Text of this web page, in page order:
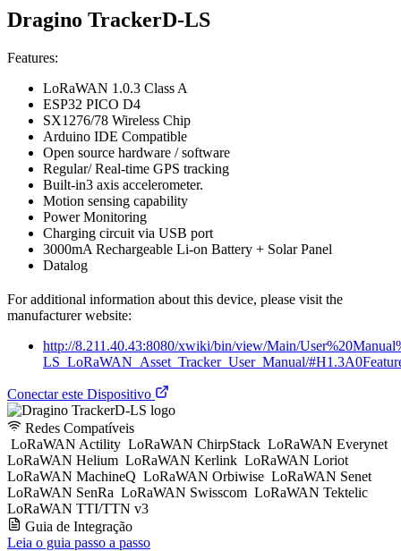
Dragino TrackerD-LS
Features:
LoRaWAN 1.0.3 Class A
ESP32 PICO D4
SX1276/78 Wireless Chip
Arduino IDE Compatible
Open source hardware / software
Regular/ Real-time GPS tracking
Built-in3 axis accelerometer.
Motion sensing capability
Power Monitoring
Charging circuit via USB port
3000mA Rechargeable Li-on Battery + Solar Panel
Datalog
For additional information about this device, please visit the
manufacturer website:
http://8.211.40.43:8080/xwiki/bin/view/Main/
LS_LoRaWAN_Asset_Tracker_User_Manual/
Conectar este Dispositivo
Redes Compatíveis
LoRaWAN Actility LoRaWAN ChirpStack LoRaWAN Everynet
LoRaWAN Helium LoRaWAN Kerlink LoRaWAN Loriot
LoRaWAN MachineQ LoRaWAN Orbiwise LoRaWAN Senet
LoRaWAN SenRa LoRaWAN Swisscom LoRaWAN Tektelic
LoRaWAN TTI/TTN v3
Guia de Integração
Leia o guia passo a passo